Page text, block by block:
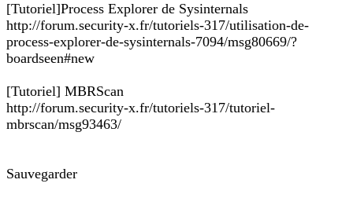
[Tutoriel]Process Explorer de Sysinternals
http://forum.security-x.fr/tutoriels-317/utilisation-de-
process-explorer-de-sysinternals-7094/msg80669/?
boardseen#new
[Tutoriel] MBRScan
http://forum.security-x.fr/tutoriels-317/tutoriel-
mbrscan/msg93463/
Sauvegarder